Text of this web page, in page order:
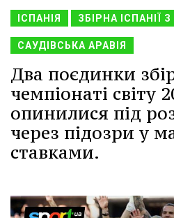
ІСПАНІЯ ЗБІРНА ІСПАНІЇ
САУДІВСЬКА АРАВІЯ
Два поєдинки
чемпіонаті світу
опинилися під
через підозри у
ставками.